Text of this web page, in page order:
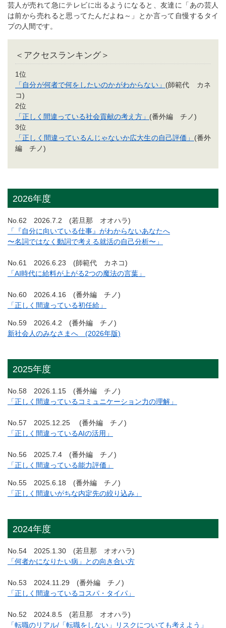
芸人が売れて急にテレビに出るようになると、友達に「あの芸人
は前から売れると思ってたんだよね～」とか言って自慢するタイ
プの人間です。
＜アクセスランキング＞
1位
「自分が何者で何をしたいのかがわからない」 (師範代 カネ
コ)
2位
「正しく間違っている社会貢献の考え方」 (番外編 チノ)
3位
「正しく間違っているんじゃないか広大生の自己評価」 (番外
編 チノ)
2026年度
No.62 2026.7.2 (若旦那 オオハラ)
「『自分に向いている仕事』がわからないあなたへ
〜名詞ではなく動詞で考える就活の自己分析〜」
No.61 2026.6.23 (師範代 カネコ)
「AI時代に給料が上がる2つの魔法の言葉」
No.60 2026.4.16 (番外編 チノ)
「正しく間違っている初任給」
No.59 2026.4.2 (番外編 チノ)
新社会人のみなさまへ (2026年版)
2025年度
No.58 2026.1.15 (番外編 チノ)
「正しく間違っているコミュニケーション力の理解」
No.57 2025.12.25 (番外編 チノ)
「正しく間違っているAIの活用」
No.56 2025.7.4 (番外編 チノ)
「正しく間違っている能力評価」
No.55 2025.6.18 (番外編 チノ)
「正しく間違いがちな内定先の絞り込み」
2024年度
No.54 2025.1.30 (若旦那 オオハラ)
「何者かになりたい病」との向き合い方
No.53 2024.11.29 (番外編 チノ)
「正しく間違っているコスパ・タイパ」
No.52 2024.8.5 (若旦那 オオハラ)
「転職のリアル/「転職をしない」リスクについても考えよう」